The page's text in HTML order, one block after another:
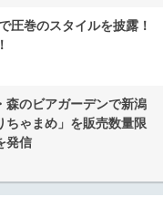
圧巻のスタイルを披露！
森のビアガーデンで新潟
ちゃまめ」を販売数量限
発信